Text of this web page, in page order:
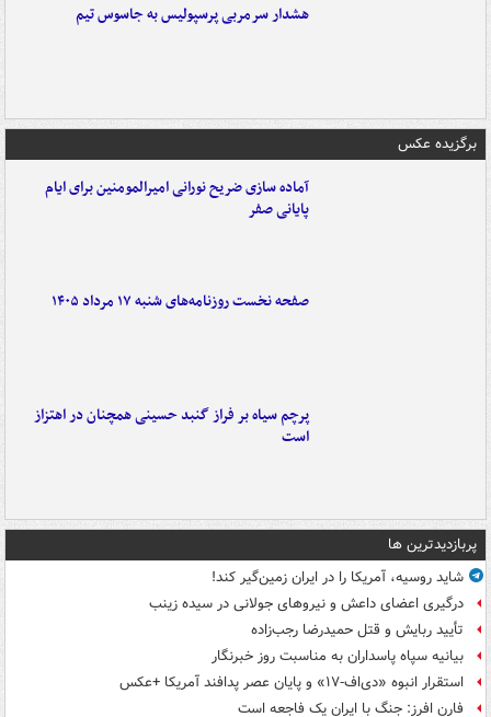
هشدار سرمربی پرسپولیس به جاسوس تیم
برگزیده عکس
آماده سازی ضریح نورانی امیرالمومنین برای ایام
پایانی صفر
صفحه نخست روزنامه‌های شنبه ۱۷ مرداد ۱۴۰۵
پرچم سیاه بر فراز گنبد حسینی همچنان در اهتزاز
است
پربازدیدترین ها
شاید روسیه، آمریکا را در ایران زمین‌گیر کند!
درگیری اعضای داعش و نیروهای جولانی در سیده زینب
تأیید ربایش و قتل حمیدرضا رجب‌زاده
بیانیه سپاه پاسداران به مناسبت روز خبرنگار
استقرار انبوه «دی‌اف‑۱۷» و پایان عصر پدافند آمریکا +عکس
فارن افرز: جنگ با ایران یک فاجعه است